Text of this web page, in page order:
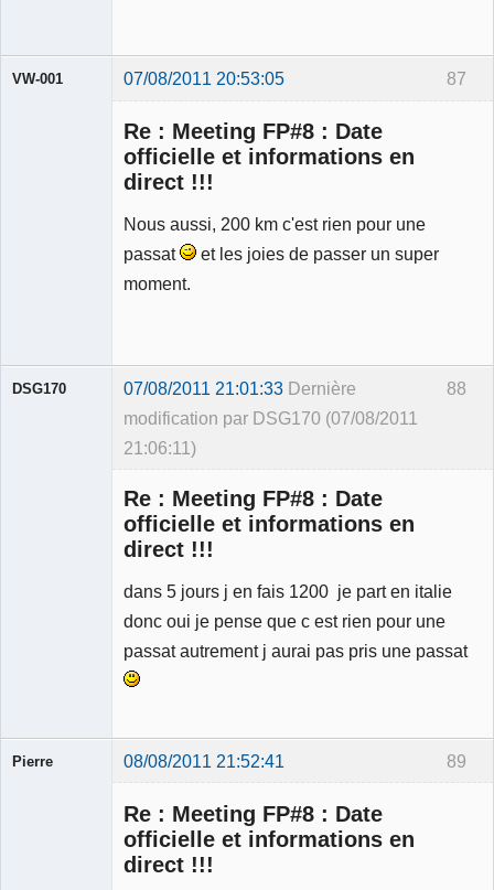
87
VW-001 07/08/2011 20:53:05
Re : Meeting FP#8 : Date
officielle et informations en
direct !!!
Nous aussi, 200 km c'est rien pour une
passat
et les joies de passer un super
moment.
88
DSG170 07/08/2011 21:01:33 Dernière
modification par DSG170 (07/08/2011
21:06:11)
Re : Meeting FP#8 : Date
officielle et informations en
direct !!!
dans 5 jours j en fais 1200 je part en italie
donc oui je pense que c est rien pour une
passat autrement j aurai pas pris une passat
89
Pierre 08/08/2011 21:52:41
Re : Meeting FP#8 : Date
officielle et informations en
direct !!!